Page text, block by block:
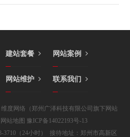
建站套餐 网站案例
网站维护 联系我们
度网络（郑州广泽科技有限公司旗下网站
网站地图 豫ICP备14022193号-13
3710（24小时） 接待地址：郑州市高新区